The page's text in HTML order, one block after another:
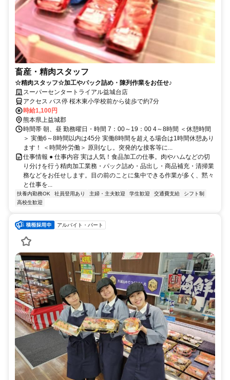
畜産・精肉スタッフ
☆精肉スタッフ☆加工やパック詰め・陳列作業をお任せ♪
スーパーセンタートライアル益城台店
アクセス バス停 桜木東小学校前から徒歩で約7分
時給1,100円
熊本県上益城郡
時間帯 朝、昼 勤務曜日・時間 7：00～19：00 4～8時間 ＜休憩時間
＞ 実働6～8時間以内は45分 実働8時間を超える場合は1時間休憩あり
ます！ ＜時間外労働＞ 原則なし。突発的な接客等に...
仕事情報 ● 仕事内容 実は人気！食品加工の仕事。肉やハムなどの切
り分けを行う精肉加工業務・パック詰め・品出し・商品補充・清掃業
務などをお任せします。目の前のことに集中できる作業が多く、黙々
と仕事を...
扶養内勤務OK 社員登用あり 主婦・主夫歓迎 学生歓迎 交通費支給
シフト制
高校生歓迎
アルバイト・パート